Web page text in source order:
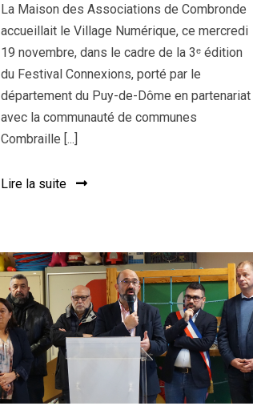
La Maison des Associations de Combronde
accueillait le Village Numérique, ce mercredi
19 novembre, dans le cadre de la 3ᵉ édition
du Festival Connexions, porté par le
département du Puy-de-Dôme en partenariat
avec la communauté de communes
Combraille [...]
Lire la suite